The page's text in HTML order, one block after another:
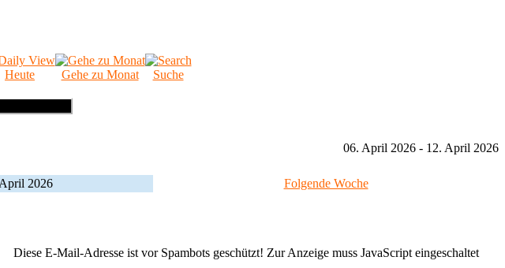
Heute Gehe zu Monat Suche
06. April 2026 - 12. April 2026
2026 Folgende Woche
Diese E-Mail-Adresse ist vor Spambots geschützt! Zur Anzeige muss JavaScript eingeschaltet